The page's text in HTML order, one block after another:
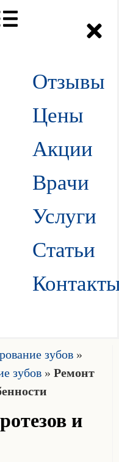
Отзывы
Цены
Акции
Врачи
Услуги
Статьи
зубов »
зубов » Ремонт
и